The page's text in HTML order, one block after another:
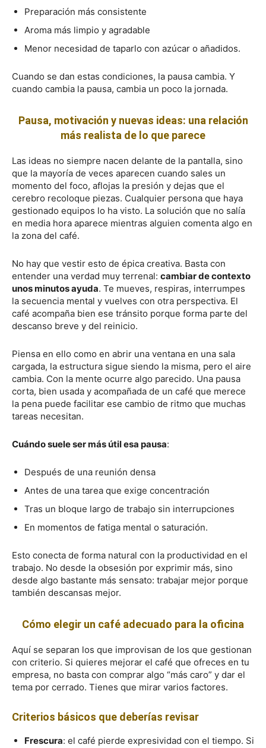
Preparación más consistente
Aroma más limpio y agradable
Menor necesidad de taparlo con azúcar o añadidos.
Cuando se dan estas condiciones, la pausa cambia. Y
cuando cambia la pausa, cambia un poco la jornada.
Pausa, motivación y nuevas ideas: una relación
más realista de lo que parece
Las ideas no siempre nacen delante de la pantalla, sino
que la mayoría de veces aparecen cuando sales un
momento del foco, aflojas la presión y dejas que el
cerebro recoloque piezas. Cualquier persona que haya
gestionado equipos lo ha visto. La solución que no salía
en media hora aparece mientras alguien comenta algo en
la zona del café.
No hay que vestir esto de épica creativa. Basta con
entender una verdad muy terrenal: cambiar de contexto
unos minutos ayuda. Te mueves, respiras, interrumpes
la secuencia mental y vuelves con otra perspectiva. El
café acompaña bien ese tránsito porque forma parte del
descanso breve y del reinicio.
Piensa en ello como en abrir una ventana en una sala
cargada, la estructura sigue siendo la misma, pero el aire
cambia. Con la mente ocurre algo parecido. Una pausa
corta, bien usada y acompañada de un café que merece
la pena puede facilitar ese cambio de ritmo que muchas
tareas necesitan.
Cuándo suele ser más útil esa pausa:
Después de una reunión densa
Antes de una tarea que exige concentración
Tras un bloque largo de trabajo sin interrupciones
En momentos de fatiga mental o saturación.
Esto conecta de forma natural con la productividad en el
trabajo. No desde la obsesión por exprimir más, sino
desde algo bastante más sensato: trabajar mejor porque
también descansas mejor.
Cómo elegir un café adecuado para la oficina
Aquí se separan los que improvisan de los que gestionan
con criterio. Si quieres mejorar el café que ofreces en tu
empresa, no basta con comprar algo “más caro” y dar el
tema por cerrado. Tienes que mirar varios factores.
Criterios básicos que deberías revisar
Frescura: el café pierde expresividad con el tiempo. Si